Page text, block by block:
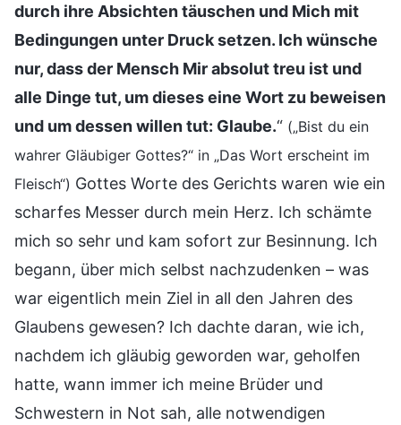
durch ihre Absichten täuschen und Mich mit
Bedingungen unter Druck setzen. Ich wünsche
nur, dass der Mensch Mir absolut treu ist und
alle Dinge tut, um dieses eine Wort zu beweisen
und um dessen willen tut: Glaube.“ („Bist du ein
wahrer Gläubiger Gottes?“ in „Das Wort erscheint im
Fleisch“) Gottes Worte des Gerichts waren wie ein
scharfes Messer durch mein Herz. Ich schämte
mich so sehr und kam sofort zur Besinnung. Ich
begann, über mich selbst nachzudenken – was
war eigentlich mein Ziel in all den Jahren des
Glaubens gewesen? Ich dachte daran, wie ich,
nachdem ich gläubig geworden war, geholfen
hatte, wann immer ich meine Brüder und
Schwestern in Not sah, alle notwendigen